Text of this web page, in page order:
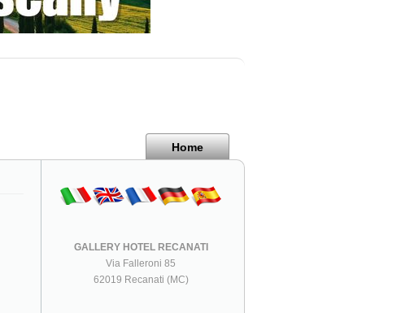
Home
GALLERY HOTEL RECANATI
Via Falleroni 85
62019 Recanati (MC)